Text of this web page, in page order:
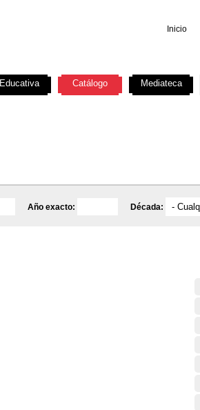
Inicio
Año exacto: Década:
Educativa Catálogo Mediateca